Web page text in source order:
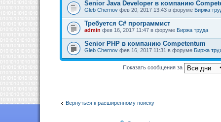
Senior Java Developer в компанию
Gleb Chernov фев 20, 2017 13:43 в форуме Биржа
Требуется C# программист
admin фев 16, 2017 11:47 в форуме Биржа труда
Senior PHP в компанию Competentum
Gleb Chernov фев 16, 2017 11:31 в форуме Биржа
Показать сообщения за
Вернуться к расширенному поиску